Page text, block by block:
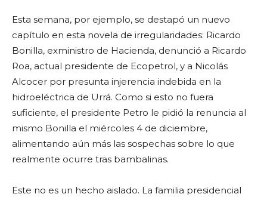
Esta semana, por ejemplo, se destapó un nuevo
capítulo en esta novela de irregularidades: Ricardo
Bonilla, exministro de Hacienda, denunció a Ricardo
Roa, actual presidente de Ecopetrol, y a Nicolás
Alcocer por presunta injerencia indebida en la
hidroeléctrica de Urrá. Como si esto no fuera
suficiente, el presidente Petro le pidió la renuncia al
mismo Bonilla el miércoles 4 de diciembre,
alimentando aún más las sospechas sobre lo que
realmente ocurre tras bambalinas.
Este no es un hecho aislado. La familia presidencial